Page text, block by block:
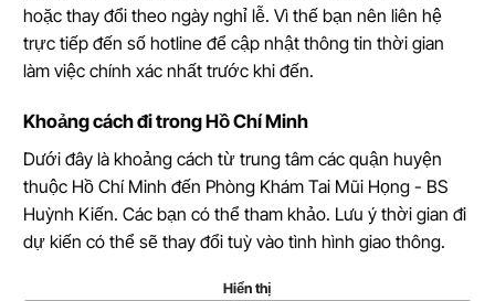
hoặc thay đổi theo ngày nghỉ lễ. Vì thế bạn nên liên hệ
trực tiếp đến số hotline để cập nhật thông tin thời gian
làm việc chính xác nhất trước khi đến.
Khoảng cách đi trong Hồ Chí Minh
Dưới đây là khoảng cách từ trung tâm các quận huyện
thuộc Hồ Chí Minh đến Phòng Khám Tai Mũi Họng - BS
Huỳnh Kiến. Các bạn có thể tham khảo. Lưu ý thời gian đi
dự kiến có thể sẽ thay đổi tuỳ vào tình hình giao thông.
Hiển thị